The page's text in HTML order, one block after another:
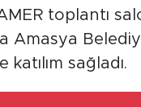
toplantı
Amasya
sağladı.